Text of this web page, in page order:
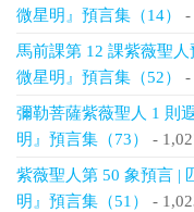
微星明』預言集（14）
-
馬前課第 12 課紫薇聖
微星明』預言集（52）
-
彌勒菩薩紫薇聖人 1 則
明』預言集（73）
-
紫薇聖人第 50 象預言 |
明』預言集（51）
-